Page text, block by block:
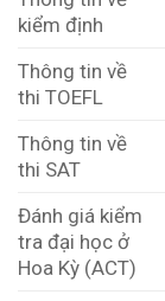
kiểm định
Thông tin về
thi TOEFL
Thông tin về
thi SAT
Đánh giá kiểm
tra đại học ở
Hoa Kỳ (ACT)